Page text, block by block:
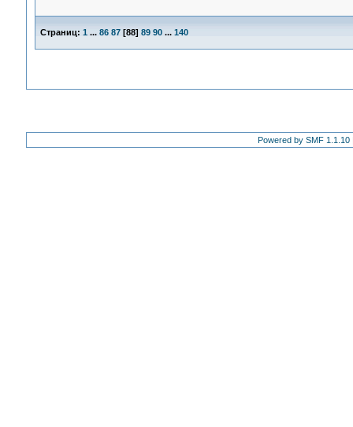
Страниц: 1 ... 86 87[88] 89 90 ... 140
Powered by SMF 1.1.10